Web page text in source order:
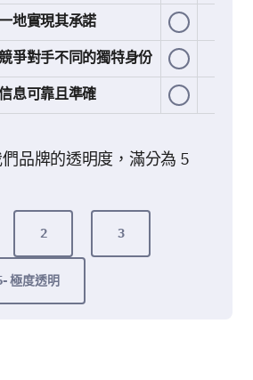
地實現其承諾
爭對手不同的獨特身份
息可靠且準確
品牌的透明度，滿分為 5
2 3
極度透明
信任是此部分的核心。